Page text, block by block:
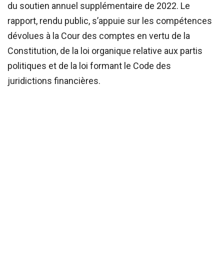
du soutien annuel supplémentaire de 2022. Le
rapport, rendu public, s’appuie sur les compétences
dévolues à la Cour des comptes en vertu de la
Constitution, de la loi organique relative aux partis
politiques et de la loi formant le Code des
juridictions financières.